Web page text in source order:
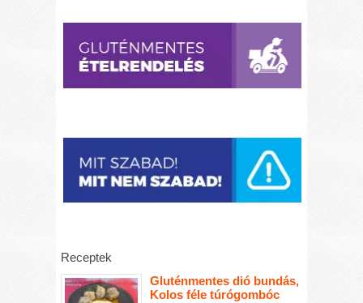
Receptek
Gluténmentes dió bundás,
Kolos féle túrógombóc